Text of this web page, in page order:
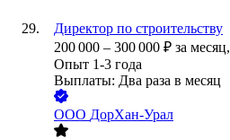
Директор по строительству
200 000 – 300 000 ₽ за месяц,
Опыт 1-3 года
Выплаты: Два раза в месяц
ООО ДорХан-Урал